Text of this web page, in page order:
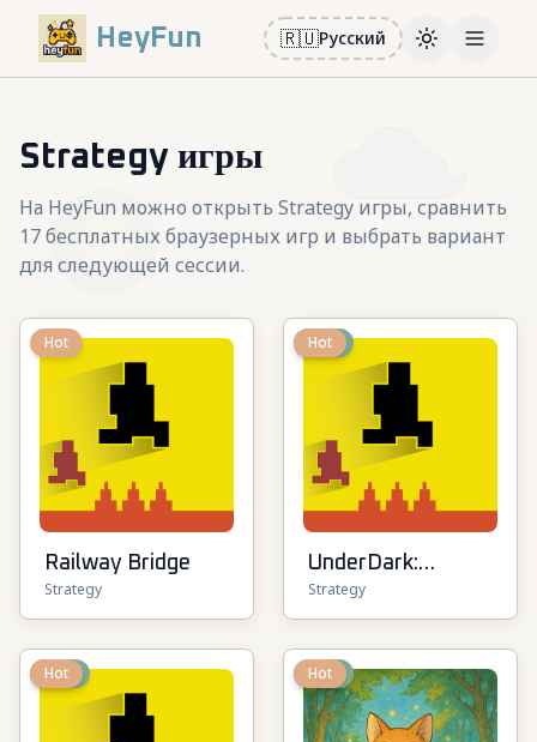
HeyFun 🇷🇺Русский ToggleOpen
Strategy игры
На HeyFun можно открыть Strategy игры, сравнить
17 бесплатных браузерных игр и выбрать вариант
для следующей сессии.
Hot
Railway Bridge
Strategy
New
Hot
UnderDark:
Defense
Strategy
New
Hot New
Hot